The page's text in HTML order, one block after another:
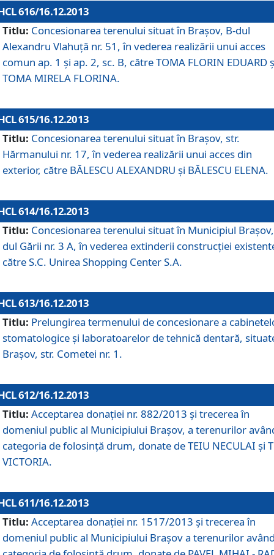
616/16.12.2013
Titlu: Concesionarea terenului situat în Braşov, B-dul
Alexandru Vlahuţă nr. 51, în vederea realizării unui acces
comun ap. 1 şi ap. 2, sc. B, către TOMA FLORIN EDUARD
TOMA MIRELA FLORINA.
615/16.12.2013
Titlu: Concesionarea terenului situat în Braşov, str.
Hărmanului nr. 17, în vederea realizării unui acces din
exterior, către BĂLESCU ALEXANDRU şi BĂLESCU ELENA.
614/16.12.2013
Titlu: Concesionarea terenului situat în Municipiul
dul Gării nr. 3 A, în vederea extinderii construcţiei
către S.C. Unirea Shopping Center S.A.
613/16.12.2013
Titlu: Prelungirea termenului de concesionare a
stomatologice şi laboratoarelor de tehnică dentară,
Braşov, str. Cometei nr. 1.
612/16.12.2013
Titlu: Acceptarea donaţiei nr. 882/2013 şi trecerea în
domeniul public al Municipiului Braşov, a terenurilor
categoria de folosinţă drum, donate de TEIU NECULAI şi
VICTORIA.
611/16.12.2013
Titlu: Acceptarea donaţiei nr. 1517/2013 şi trecerea în
domeniul public al Municipiului Braşov a terenurilor